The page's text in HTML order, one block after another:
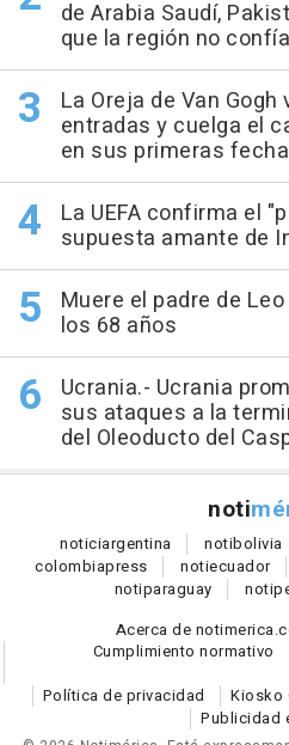
de Arabia Saudí,
que la región no confía
La Oreja de Van Gogh
entradas y cuelga el
en sus primeras
La UEFA confirma el
supuesta amante de
Muere el padre de
los 68 años
Ucrania.- Ucrania
sus ataques a la
del Oleoducto del
noti
noticiargentina notibolivia
colombiapress notiecuador
notiparaguay noti
Acerca de
Cumplimiento normativo
Política de privacidad
Kiosko
Publicidad